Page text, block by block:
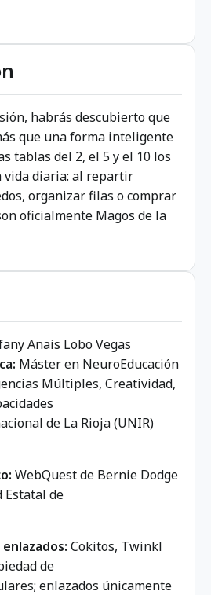
habrás descubierto que
que una forma inteligente
tablas del 2, el 5 y el 10 los
vida diaria: al repartir
organizar filas o comprar
oficialmente Magos de la
Anais Lobo Vegas
Máster en NeuroEducación
Múltiples, Creatividad,
de La Rioja (UNIR)
WebQuest de Bernie Dodge
Estatal de
Cokitos, Twinkl
de
enlazados únicamente